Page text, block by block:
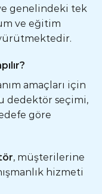
genelindeki tek
ve eğitim
amaçları için
dedektör seçimi,
göre
, müşterilerine
hizmeti